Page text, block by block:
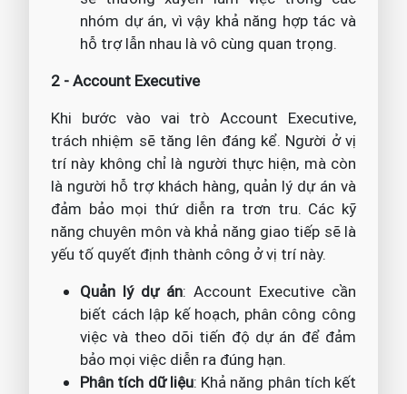
nhóm dự án, vì vậy khả năng hợp tác và
hỗ trợ lẫn nhau là vô cùng quan trọng.
2 - Account Executive
Khi bước vào vai trò Account Executive,
trách nhiệm sẽ tăng lên đáng kể. Người ở vị
trí này không chỉ là người thực hiện, mà còn
là người hỗ trợ khách hàng, quản lý dự án và
đảm bảo mọi thứ diễn ra trơn tru. Các kỹ
năng chuyên môn và khả năng giao tiếp sẽ là
yếu tố quyết định thành công ở vị trí này.
Quản lý dự án: Account Executive cần
biết cách lập kế hoạch, phân công công
việc và theo dõi tiến độ dự án để đảm
bảo mọi việc diễn ra đúng hạn.
Phân tích dữ liệu: Khả năng phân tích kết